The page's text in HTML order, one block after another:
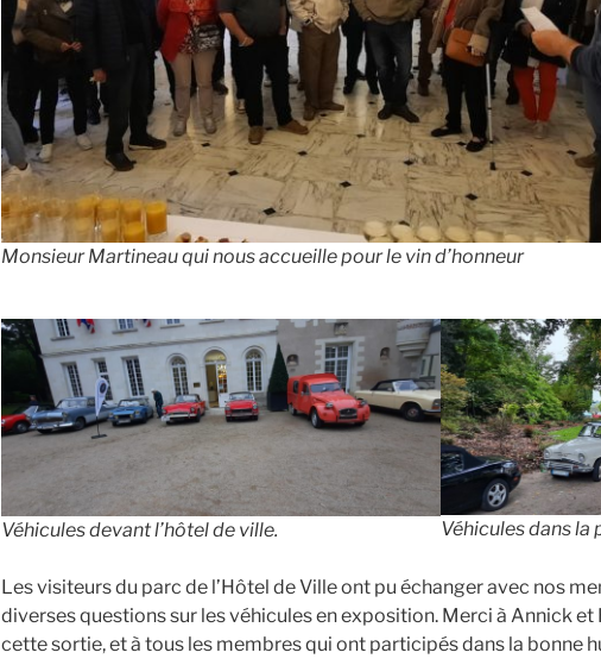
Monsieur Martineau qui nous accueille pour le vin d’honneur
Véhicules devant l’hôtel de ville. Véhicules dans la
Les visiteurs du parc de l’Hôtel de Ville ont pu échanger avec nos
diverses questions sur les véhicules en exposition. Merci à Annick
cette sortie, et à tous les membres qui ont participés dans la bonne